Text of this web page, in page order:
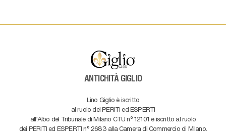
ANTICHITÀ GIGLIO
Lino Giglio è iscritto
al ruolo dei PERITI ed ESPERTI
all'Albo del Tribunale di Milano CTU n° 12101 e iscritto al ruolo
dei PERITI ed ESPERTI n° 2683 alla Camera di Commercio di Milano.